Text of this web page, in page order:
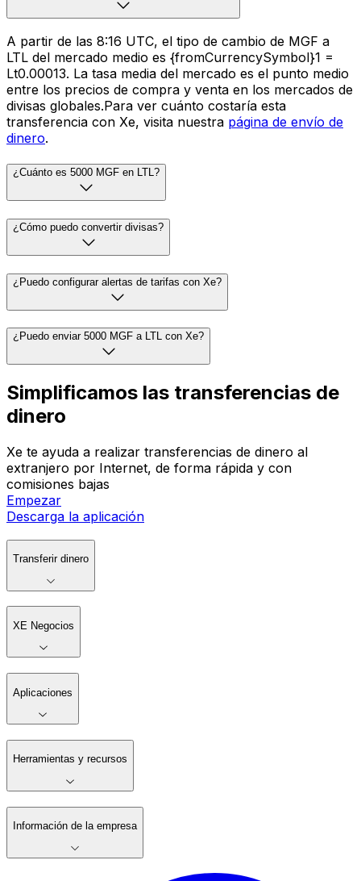
A partir de las 8:16 UTC, el tipo de cambio de MGF a
LTL del mercado medio es {fromCurrencySymbol}1 =
Lt0.00013. La tasa media del mercado es el punto medio
entre los precios de compra y venta en los mercados de
divisas globales.Para ver cuánto costaría esta
transferencia con Xe, visita nuestra página de envío de
dinero.
¿Cuánto es 5000 MGF en LTL?
¿Cómo puedo convertir divisas?
¿Puedo configurar alertas de tarifas con Xe?
¿Puedo enviar 5000 MGF a LTL con Xe?
Simplificamos las transferencias de
dinero
Xe te ayuda a realizar transferencias de dinero al
extranjero por Internet, de forma rápida y con
comisiones bajas
Empezar
Descarga la aplicación
Transferir dinero
XE Negocios
Aplicaciones
Herramientas y recursos
Información de la empresa